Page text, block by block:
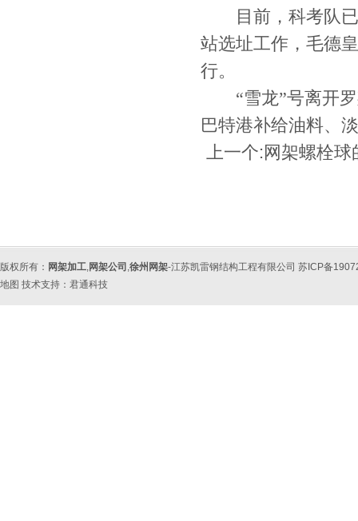
目前，科考队已
站选址工作，毛德
行。
“雪龙”号离开罗
巴特港补给油料、
上一个: 网架螺栓
版权所有： 网架加工,网架公司 ,徐州网架-江苏凯雷钢结构工程有限公司 苏ICP备
地图 技术支持： 君通科技